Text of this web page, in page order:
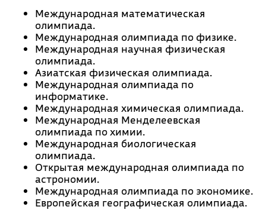
Международная математическая
олимпиада.
Международная олимпиада по физике.
Международная научная физическая
олимпиада.
Азиатская физическая олимпиада.
Международная олимпиада по
информатике.
Международная химическая олимпиада.
Международная Менделеевская
олимпиада по химии.
Международная биологическая
олимпиада.
Открытая международная олимпиада по
астрономии.
Международная олимпиада по экономике.
Европейская географическая олимпиада.